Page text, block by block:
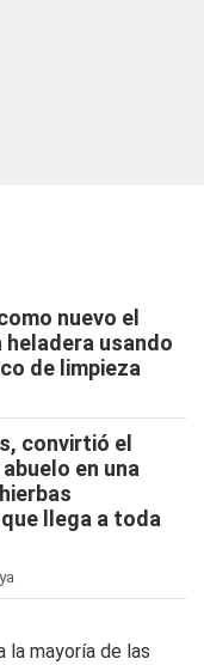
nuevo el
heladera usando
de limpieza
convirtió el
en una
llega a toda
la mayoría de las